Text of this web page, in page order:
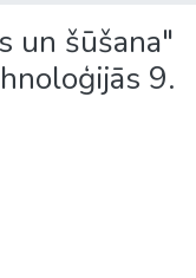
un šūšana"
9.